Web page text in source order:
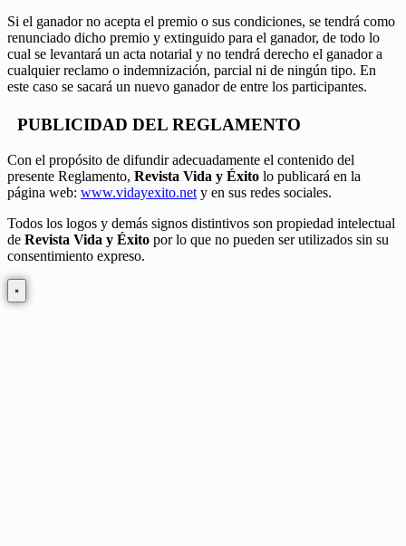
Si el ganador no acepta el premio o sus condiciones, se tendrá como
renunciado dicho premio y extinguido para el ganador, de todo lo
cual se levantará un acta notarial y no tendrá derecho el ganador a
cualquier reclamo o indemnización, parcial ni de ningún tipo. En
este caso se sacará un nuevo ganador de entre los participantes.
PUBLICIDAD DEL REGLAMENTO
Con el propósito de difundir adecuadamente el contenido del
presente Reglamento, Revista Vida y Éxito lo publicará en la
página web: www.vidayexito.net y en sus redes sociales.
Todos los logos y demás signos distintivos son propiedad intelectual
de Revista Vida y Éxito por lo que no pueden ser utilizados sin su
consentimiento expreso.
×